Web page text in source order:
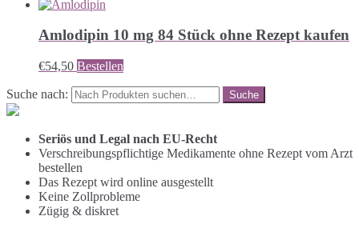
Amlodipin 10 mg 84 Stück ohne Rezept kaufen
€54,50 Bestellen
Suche nach:
Seriös und Legal nach EU-Recht
Verschreibungspflichtige Medikamente ohne Rezept vom Arzt
bestellen
Das Rezept wird online ausgestellt
Keine Zollprobleme
Zügig & diskret